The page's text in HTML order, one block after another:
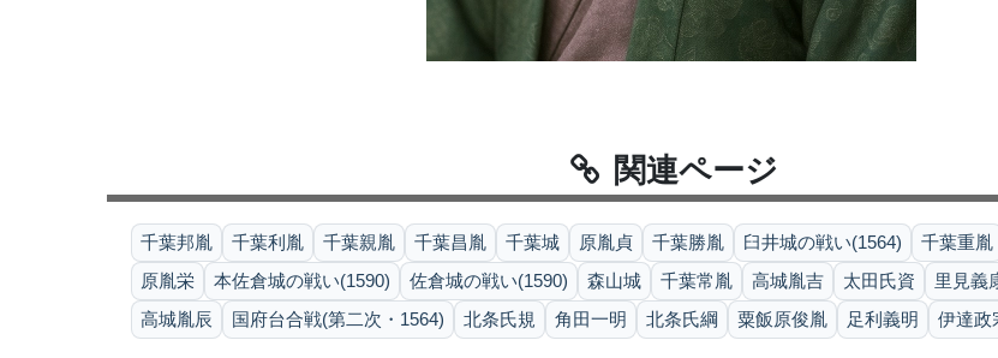
関連ページ
千葉邦胤 千葉利胤 千葉親胤 千葉昌胤 千葉城 原胤貞 千葉勝胤 臼井城の戦い(1564)
千葉重胤
原胤栄
本佐倉城の戦い(1590) 佐倉城の戦い(1590) 森山城 千葉常胤 高城胤吉 太田氏資
里見義
高城胤辰
国府台合戦(第二次・1564) 北条氏規 角田一明 北条氏綱 粟飯原俊胤 足利義明 伊達政